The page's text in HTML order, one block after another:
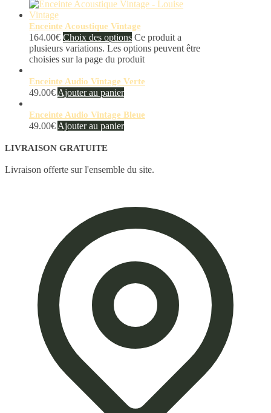
Enceinte Acoustique Vintage
164.00€ Choix des options Ce produit a
plusieurs variations. Les options peuvent être
choisies sur la page du produit
Enceinte Audio Vintage Verte
49.00€Ajouter au panier
Enceinte Audio Vintage Bleue
49.00€Ajouter au panier
LIVRAISON GRATUITE
Livraison offerte sur l'ensemble du site.